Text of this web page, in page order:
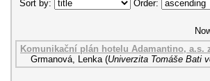
Sort by:
Order:
Komunikační plán hotelu Adamantino, a.s.
Grmanová, Lenka (Univerzita Tomáše Bati